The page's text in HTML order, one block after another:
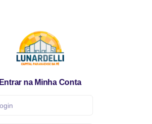
Entrar na Minha Conta